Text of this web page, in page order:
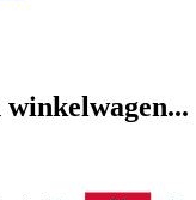
winkelwagen...